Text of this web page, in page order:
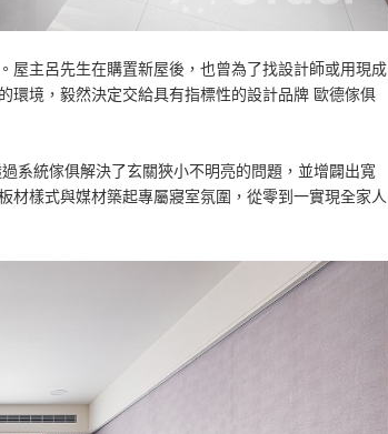
屋主呂先生在購置新屋後，也曾為了找設計師或用現成
環境，毅然決定交給具有指標性的設計品牌 歐德傢俱
系統傢俱解決了玄關狹小不明亮的問題，並增闢出寬
材樣式與媒材築起專屬寢室氛圍，從零到一實現全家人